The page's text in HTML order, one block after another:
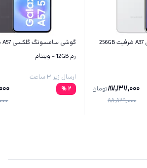
گوشی سامسونگ گلکسی A37 ظرفیت 256GB
87,137,000
88,829,000
تومان
رم 12GB - ویتنام
ارسال زیر ۳ ساعت
2
%